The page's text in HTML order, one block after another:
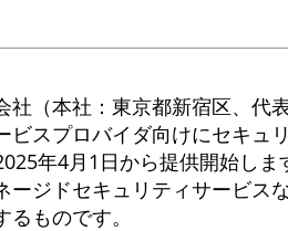
社（本社：東京都新宿区、
ビスプロバイダ向けにセキ
年4月1日から提供開始し
ージドセキュリティサービス
ものです。